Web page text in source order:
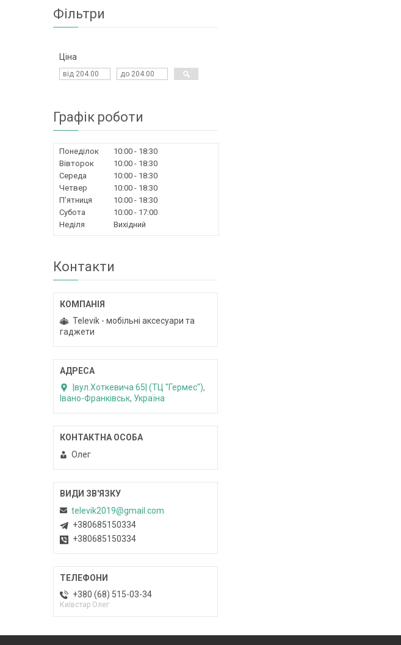
Фільтри
Ціна
Графік роботи
Понеділок 10:00
18:30
Вівторок
10:00
18:30
Середа
10:00
18:30
Четвер
10:00
18:30
Пʼятниця
10:00
18:30
Субота
10:00
17:00
Неділя
Вихідний
Контакти
Televik - мобільні аксесуари та
гаджети
|вул.Хоткевича 65| (ТЦ "Гермес"),
Івано-Франківськ, Україна
Олег
televik2019@gmail.com
+380685150334
+380685150334
+380 (68) 515-03-34
Київстар Олег